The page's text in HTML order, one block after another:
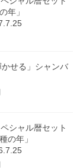
年」
せる」シャンバ
シャル暦セット
の年」